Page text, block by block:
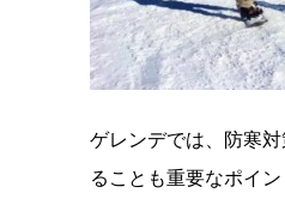
ゲレンデでは、防寒
ることも重要なポイン